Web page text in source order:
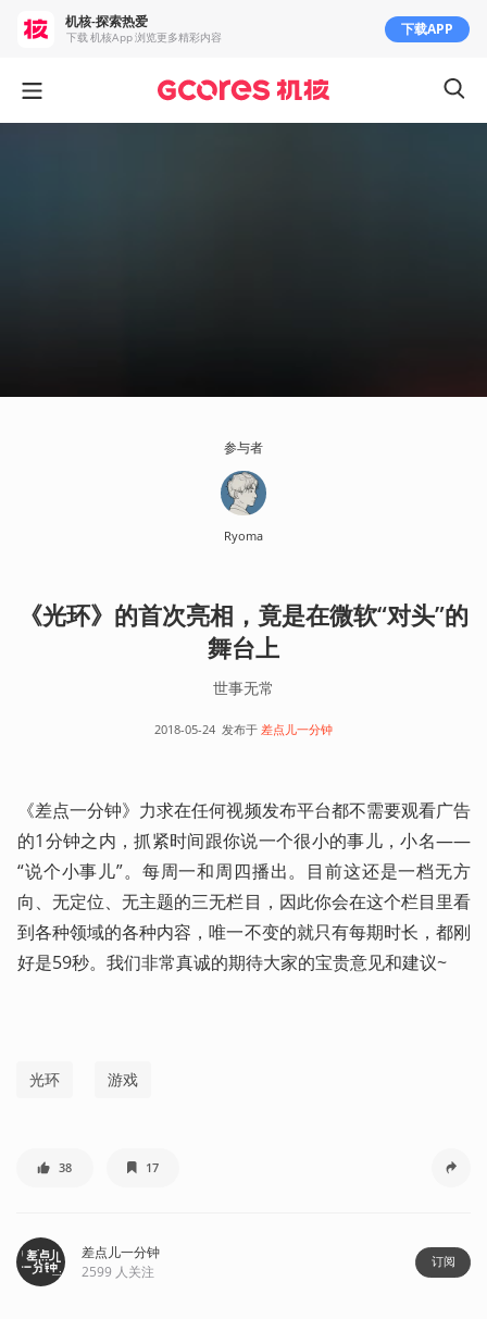
参与者
Ryoma
《光环》的首次亮相，竟是在微软“对头”的
舞台上
世事无常
2018-05-24 发布于 差点儿一分钟
《差点一分钟》力求在任何视频发布平台都不需要观看广告
的1分钟之内，抓紧时间跟你说一个很小的事儿，小名——
“说个小事儿”。每周一和周四播出。目前这还是一档无方
向、无定位、无主题的三无栏目，因此你会在这个栏目里看
到各种领域的各种内容，唯一不变的就只有每期时长，都刚
好是59秒。我们非常真诚的期待大家的宝贵意见和建议~
光环 游戏
38 17
差点儿一分钟
2599 人关注
订阅
机核-探索热爱
下载 机核App 浏览更多精彩内容 下载APP